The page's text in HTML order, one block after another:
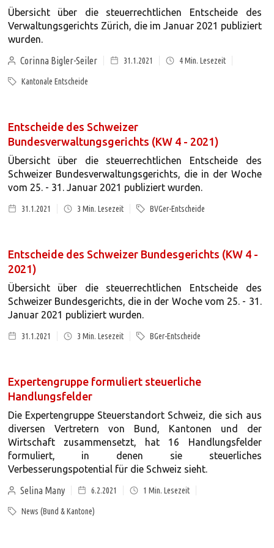
Übersicht über die steuerrechtlichen Entscheide des
Verwaltungsgerichts Zürich, die im Januar 2021 publiziert
wurden.
Corinna Bigler-Seiler
31.1.2021 4Min. Lesezeit
Kantonale Entscheide
Entscheide des Schweizer
Bundesverwaltungsgerichts (KW 4 - 2021)
Übersicht über die steuerrechtlichen Entscheide des
Schweizer Bundesverwaltungsgerichts, die in der Woche
vom 25. - 31. Januar 2021 publiziert wurden.
31.1.2021 3 Min. Lesezeit BVGer-Entscheide
Entscheide des Schweizer Bundesgerichts (KW 4 -
2021)
Übersicht über die steuerrechtlichen Entscheide des
Schweizer Bundesgerichts, die in der Woche vom 25. - 31.
Januar 2021 publiziert wurden.
31.1.2021 3 Min. Lesezeit BGer-Entscheide
Expertengruppe formuliert steuerliche
Handlungsfelder
Die Expertengruppe Steuerstandort Schweiz, die sich aus
diversen Vertretern von Bund, Kantonen und der
Wirtschaft zusammensetzt, hat 16 Handlungsfelder
formuliert, in denen sie steuerliches
Verbesserungspotential für die Schweiz sieht.
Selina Many
6.2.2021 1 Min. Lesezeit
News (Bund & Kantone)